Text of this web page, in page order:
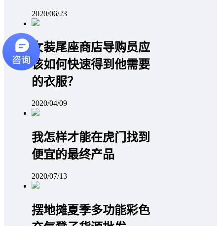
2020/06/23
女装尾座商店导购员应
该如何快速得到他需要
的衣服？
2020/04/09
我怎样才能在虎门找到
便宜的最终产品
2020/07/13
摆地摊夏季多功能彩色